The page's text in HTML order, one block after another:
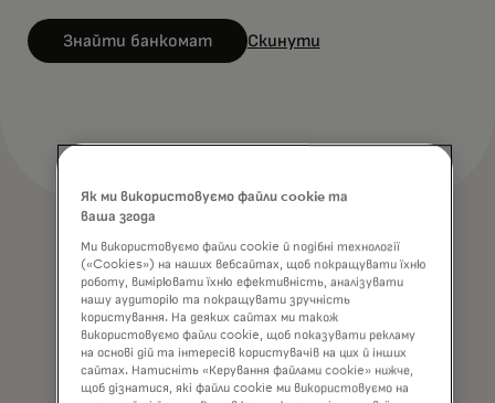
Знайти банкомат Скинути
Як ми використовуємо файли cookie та
ваша згода
Ми використовуємо файли cookie й подібні технології
(«Cookies») на наших вебсайтах, щоб покращувати їхню
роботу, вимірювати їхню ефективність, аналізувати
нашу аудиторію та покращувати зручність
користування. На деяких сайтах ми також
використовуємо файли cookie, щоб показувати рекламу
на основі дій та інтересів користувачів на цих й інших
сайтах. Натисніть «Керування файлами cookie» нижче,
щоб дізнатися, які файли cookie ми використовуємо на